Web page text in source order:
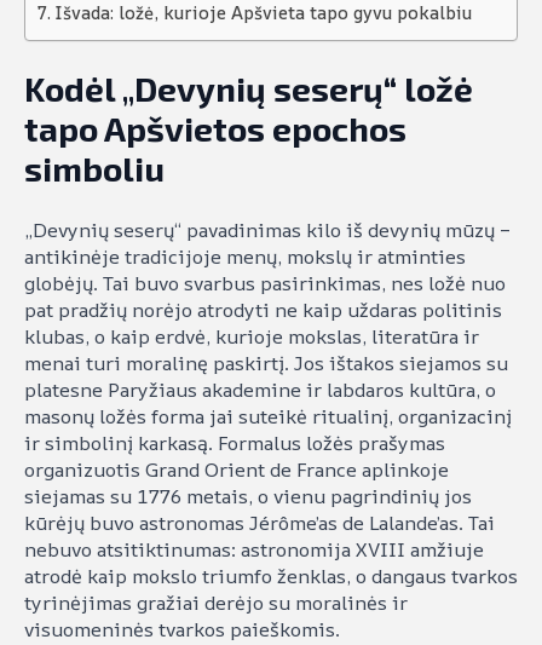
Išvada: ložė, kurioje Apšvieta tapo gyvu pokalbiu
Kodėl „Devynių seserų“ ložė
tapo Apšvietos epochos
simboliu
„Devynių seserų“ pavadinimas kilo iš devynių mūzų –
antikinėje tradicijoje menų, mokslų ir atminties
globėjų. Tai buvo svarbus pasirinkimas, nes ložė nuo
pat pradžių norėjo atrodyti ne kaip uždaras politinis
klubas, o kaip erdvė, kurioje mokslas, literatūra ir
menai turi moralinę paskirtį. Jos ištakos siejamos su
platesne Paryžiaus akademine ir labdaros kultūra, o
masonų ložės forma jai suteikė ritualinį, organizacinį
ir simbolinį karkasą. Formalus ložės prašymas
organizuotis Grand Orient de France aplinkoje
siejamas su 1776 metais, o vienu pagrindinių jos
kūrėjų buvo astronomas Jérôme’as de Lalande’as. Tai
nebuvo atsitiktinumas: astronomija XVIII amžiuje
atrodė kaip mokslo triumfo ženklas, o dangaus tvarkos
tyrinėjimas gražiai derėjo su moralinės ir
visuomeninės tvarkos paieškomis.